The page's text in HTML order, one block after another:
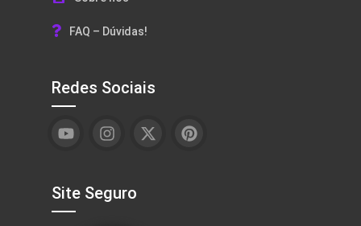
FAQ – Dúvidas!
Redes Sociais
Site Seguro